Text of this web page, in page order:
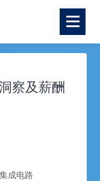
察及薪酬
集成电路